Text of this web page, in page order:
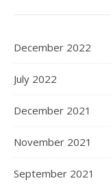
December 2022
July 2022
December 2021
November 2021
September 2021